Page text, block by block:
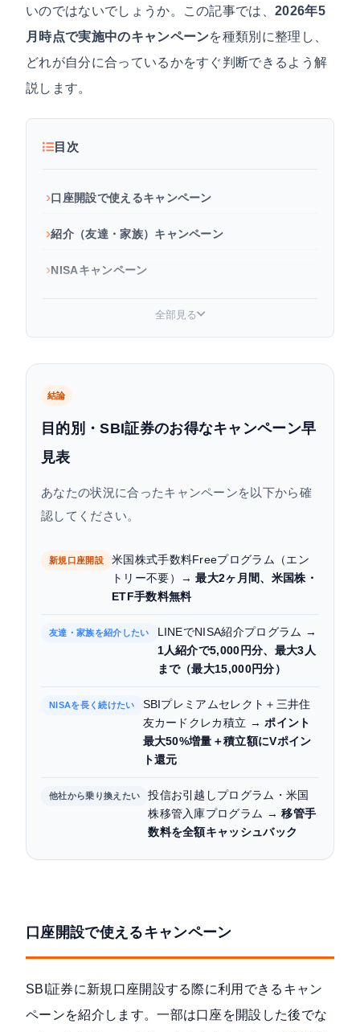
いのではないでしょうか。この記事では、2026年5
月時点で実施中のキャンペーンを種類別に整理し、
どれが自分に合っているかをすぐ判断できるよう解
説します。
目次
口座開設で使えるキャンペーン
紹介（友達・家族）キャンペーン
NISAキャンペーン
その他のお得なプログラム・キャンペーン
合わせ】
キャンペーン利用時の注意点
よくある質問
全部見る
結論
目的別・SBI証券のお得なキャンペーン早
見表
あなたの状況に合ったキャンペーンを以下から確
認してください。
新規口座開設
米国株式手数料Freeプログラム（エン
トリー不要）→最大2ヶ月間、米国株・
ETF手数料無料
友達・家族を紹介したい
LINEでNISA紹介プログラム →
1人紹介で5,000円分、最大3人
まで（最大15,000円分）
NISAを長く続けたい
SBIプレミアムセレクト＋三井住
友カードクレカ積立 →ポイント
最大50%増量＋積立額にVポイン
ト還元
他社から乗り換えたい
投信お引越しプログラム・米国
株移管入庫プログラム →移管手
数料を全額キャッシュバック
口座開設で使えるキャンペーン
SBI証券に新規口座開設する際に利用できるキャン
ペーンを紹介します。一部は口座を開設した後でな